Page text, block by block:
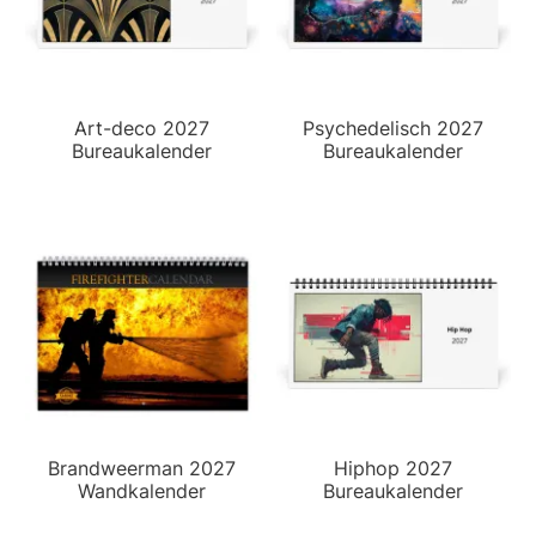
Art-deco 2027
Bureaukalender
Psychedelisch 2027
Bureaukalender
Brandweerman 2027
Wandkalender
Hiphop 2027
Bureaukalender